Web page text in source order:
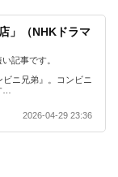
」（NHKドラマ
記事です。
ニ兄弟』。コンビニ
…
2026-04-29 23:36